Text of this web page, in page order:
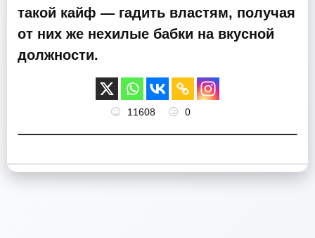
такой кайф — гадить властям, получая
от них же нехилые бабки на вкусной
должности.
11608 0